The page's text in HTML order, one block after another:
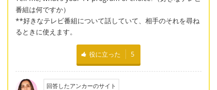
番組は何ですか）
**好きなテレビ番組について話していて、相手のそれを尋ね
るときに使えます。
役に立った 5
回答したアンカーのサイト